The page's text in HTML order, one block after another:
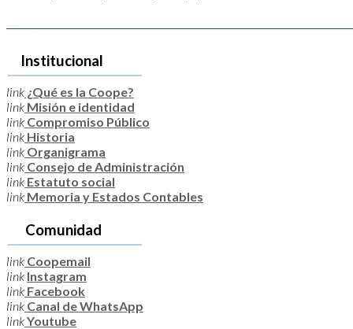
Institucional
link ¿Qué es la Coope?
link Misión e identidad
link Compromiso Público
link Historia
link Organigrama
link Consejo de Administración
link Estatuto social
link Memoria y Estados Contables
Comunidad
link Coopemail
link Instagram
link Facebook
link Canal de WhatsApp
linkYoutube